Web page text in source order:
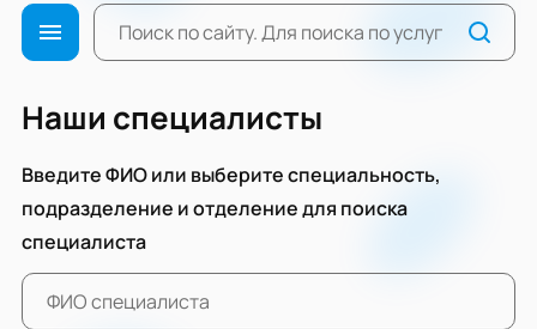
Наши специалисты
Введите ФИО или выберите специальность,
подразделение и отделение для поиска
специалиста